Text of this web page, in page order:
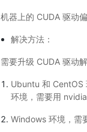
机器上的 CUDA 驱动
解决方法：
需要升级 CUDA 驱动
Ubuntu 和 CentOS
环境，需要用
Windows 环境，需